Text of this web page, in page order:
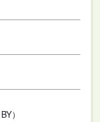
）